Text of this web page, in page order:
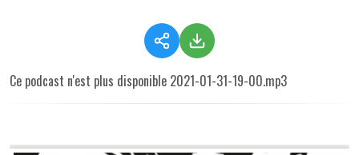
Ce podcast n'est plus disponible 2021-01-31-19-00.mp3